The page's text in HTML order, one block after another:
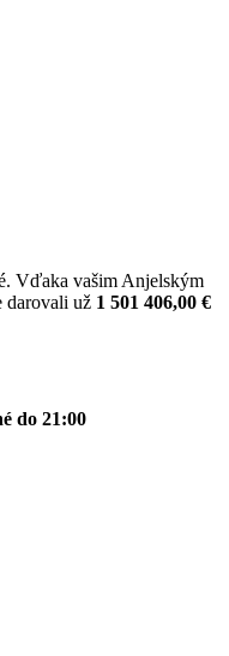
Vďaka vašim Anjelským
darovali už 1 501 406,00 €
do 21:00